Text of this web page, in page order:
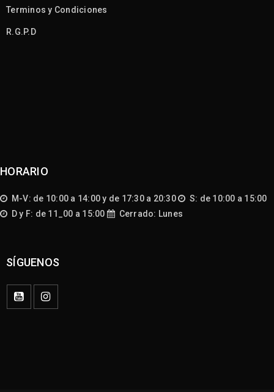
Terminos y Condiciones
R.G.P.D
HORARIO
M-V: de 10:00 a 14:00 y de 17:30 a 20:30
S: de 10:00 a 15:00
D y F: de 11_00 a 15:00
Cerrado: Lunes
SÍGUENOS